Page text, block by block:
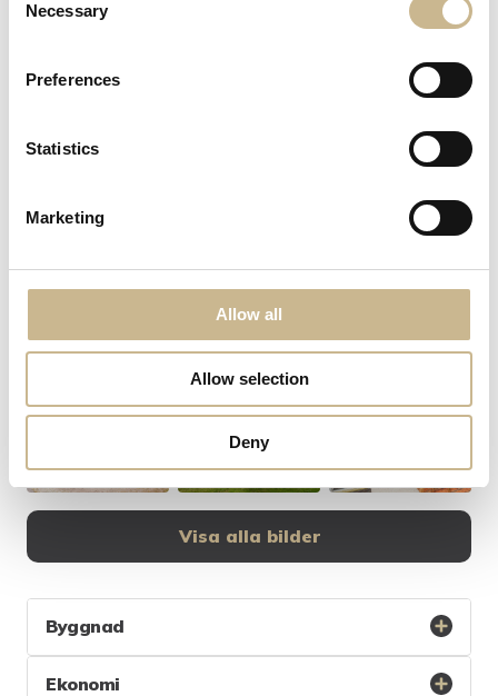
Selection
Necessary
Preferences
Statistics
Marketing
Allow all
Allow selection
Deny
Visa alla bilder
Byggnad
Ekonomi